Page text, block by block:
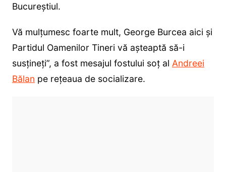
Bucureștiul.
Vă mulțumesc foarte mult, George Burcea aici și
Partidul Oamenilor Tineri vă așteaptă să-i
susțineți”, a fost mesajul fostului soț al Andreei
Bălan pe rețeaua de socializare.